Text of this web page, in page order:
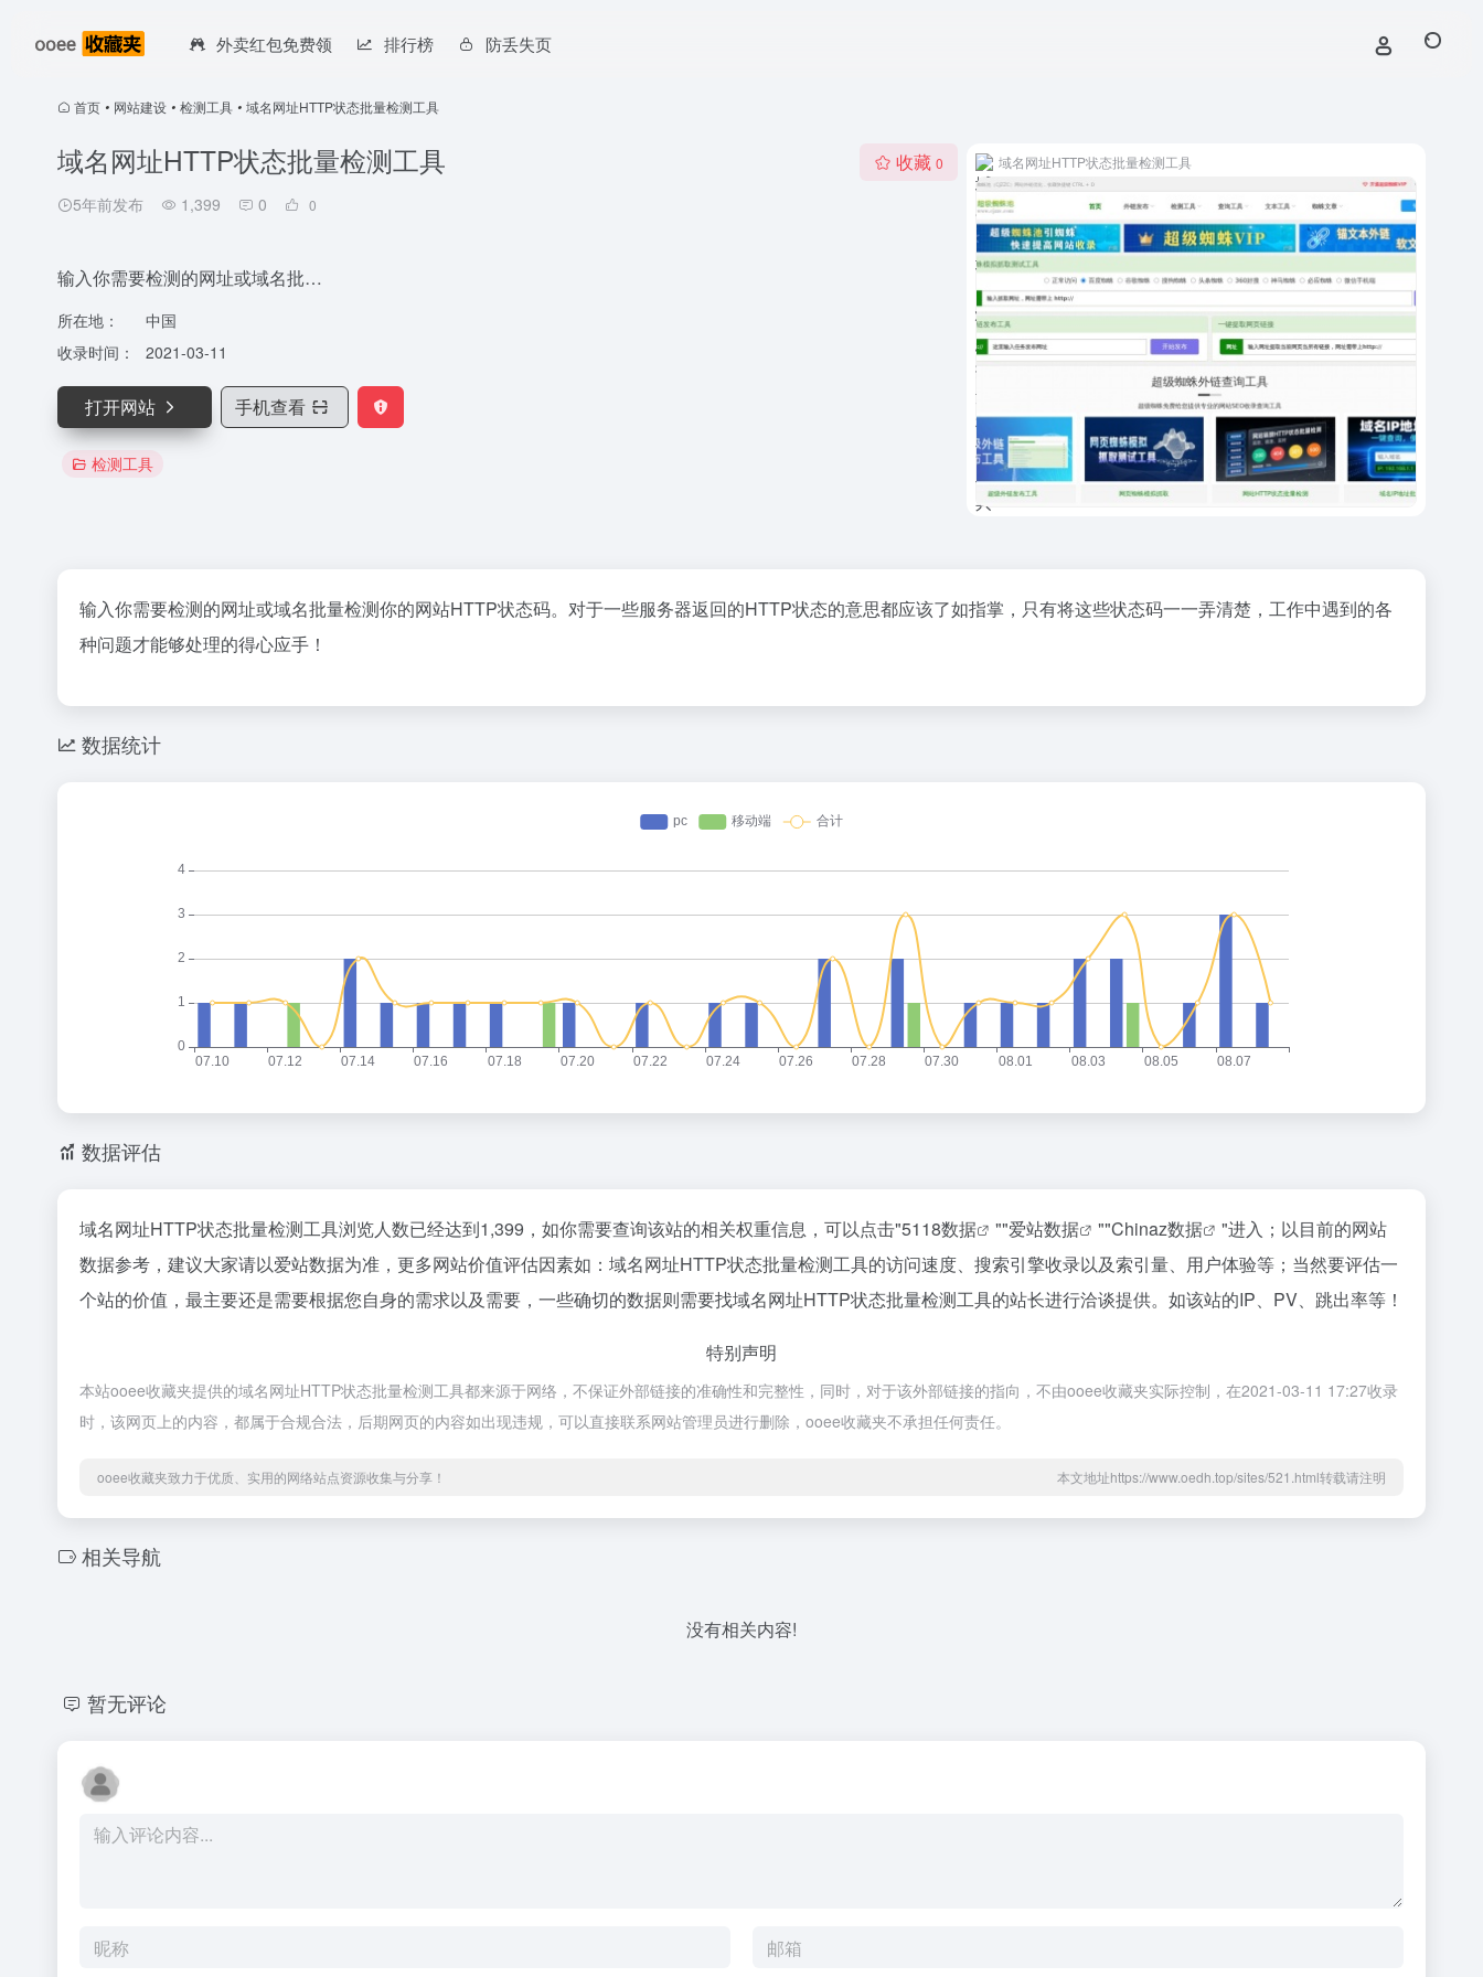
外卖红包免费领 排行榜 防丢失页
首页 • 网站建设 • 检测工具 • 域名网址HTTP状态批量检测工具
域名网址HTTP状态批量检测工具
5年前发布 1,399 0 0
收藏 0
输入你需要检测的网址或域名批…
所在地：
中国
收录时间：
2021-03-11
打开网站 手机查看
检测工具
域名网址HTTP状态批量检测工具
输入你需要检测的网址或域名批量检测你的网站HTTP状态码。对于一些服务器返回的HTTP状态的意思都应该了如指掌，只有将这些状态码一一弄清楚，工作中遇到的各
种问题才能够处理的得心应手！
数据统计
数据评估
域名网址HTTP状态批量检测工具浏览人数已经达到1,399，如你需要查询该站的相关权重信息，可以点击"5118数据 ""爱站数据 ""Chinaz数据
"进入；以目前的网站
数据参考，建议大家请以爱站数据为准，更多网站价值评估因素如：域名网址HTTP状态批量检测工具的访问速度、搜索引擎收录以及索引量、用户体验等；当然要评估一
个站的价值，最主要还是需要根据您自身的需求以及需要，一些确切的数据则需要找域名网址HTTP状态批量检测工具的站长进行洽谈提供。如该站的IP、PV、跳出率等！
特别声明
本站ooee收藏夹提供的域名网址HTTP状态批量检测工具都来源于网络，不保证外部链接的准确性和完整性，同时，对于该外部链接的指向，不由ooee收藏夹实际控制，在2021-03-11 17:27收录
时，该网页上的内容，都属于合规合法，后期网页的内容如出现违规，可以直接联系网站管理员进行删除，ooee收藏夹不承担任何责任。
ooee收藏夹致力于优质、实用的网络站点资源收集与分享！ 本文地址https://www.oedh.top/sites/521.html转载请注明
相关导航
没有相关内容!
暂无评论